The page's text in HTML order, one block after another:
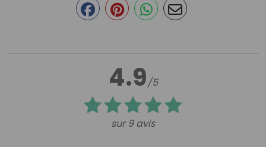
4.9/5
sur 9 avis